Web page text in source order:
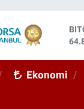
Ekonomi